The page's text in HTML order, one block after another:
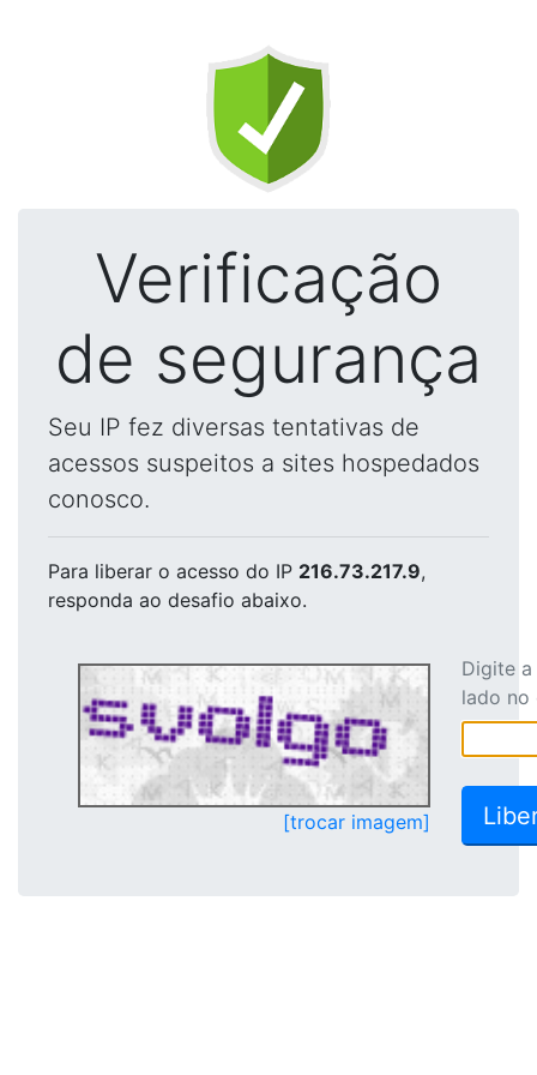
Verificação
de segurança
Seu IP fez diversas tentativas de
acessos suspeitos a sites hospedados
conosco.
Para liberar o acesso do IP 216.73.217.9,
responda ao desafio abaixo.
[trocar imagem]
Digite
lado no